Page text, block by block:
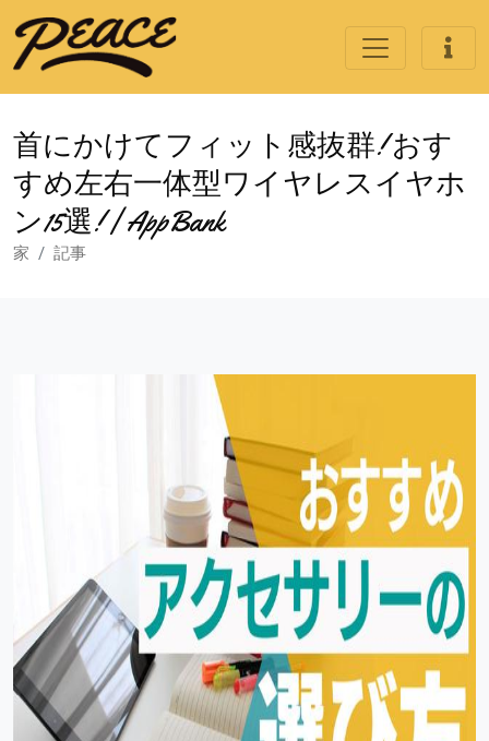
首にかけてフィット感抜群! おす
すめ左右一体型ワイヤレスイヤホ
ン15選! | AppBank
家 記事